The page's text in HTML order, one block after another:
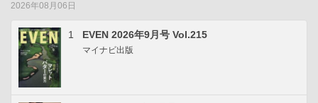
2026年08月06日
1 EVEN 2026年9月号 Vol.215
マイナビ出版